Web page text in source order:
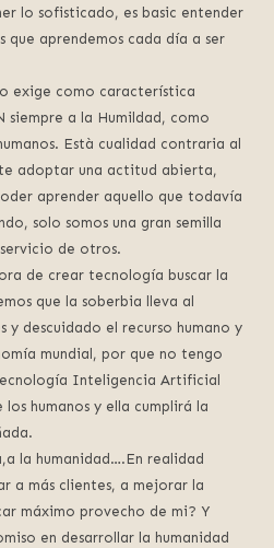
lo sofisticado, es basic entender
que aprendemos cada día a ser
exige como característica
siempre a la Humildad, como
Està cualidad contraria al
adoptar una actitud abierta,
aprender aquello que todavía
solo somos una gran semilla
de otros.
de crear tecnología buscar la
que la soberbia lleva al
y descuidado el recurso humano y
mundial, por que no tengo
Inteligencia Artificial
humanos y ella cumplirá la
la humanidad….En realidad
a más clientes, a mejorar la
máximo provecho de mi? Y
en desarrollar la humanidad